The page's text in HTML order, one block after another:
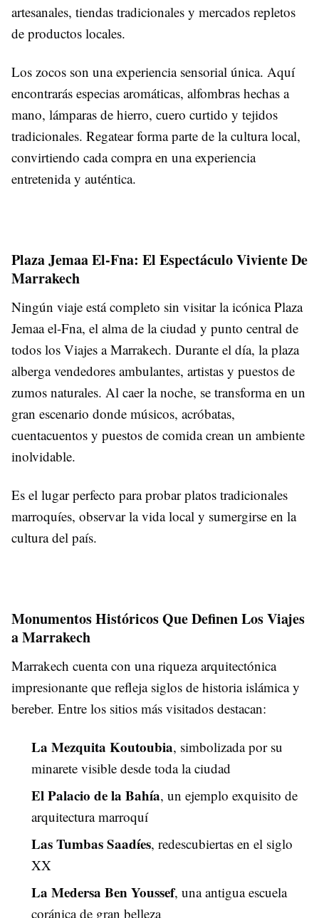
artesanales, tiendas tradicionales y mercados repletos
de productos locales.
Los zocos son una experiencia sensorial única. Aquí
encontrarás especias aromáticas, alfombras hechas a
mano, lámparas de hierro, cuero curtido y tejidos
tradicionales. Regatear forma parte de la cultura local,
convirtiendo cada compra en una experiencia
entretenida y auténtica.
Plaza Jemaa El-Fna: El Espectáculo Viviente De
Marrakech
Ningún viaje está completo sin visitar la icónica Plaza
Jemaa el-Fna, el alma de la ciudad y punto central de
todos los Viajes a Marrakech. Durante el día, la plaza
alberga vendedores ambulantes, artistas y puestos de
zumos naturales. Al caer la noche, se transforma en un
gran escenario donde músicos, acróbatas,
cuentacuentos y puestos de comida crean un ambiente
inolvidable.
Es el lugar perfecto para probar platos tradicionales
marroquíes, observar la vida local y sumergirse en la
cultura del país.
Monumentos Históricos Que Definen Los Viajes
a Marrakech
Marrakech cuenta con una riqueza arquitectónica
impresionante que refleja siglos de historia islámica y
bereber. Entre los sitios más visitados destacan:
La Mezquita Koutoubia, simbolizada por su
minarete visible desde toda la ciudad
El Palacio de la Bahía, un ejemplo exquisito de
arquitectura marroquí
Las Tumbas Saadíes, redescubiertas en el siglo
XX
La Medersa Ben Youssef, una antigua escuela
coránica de gran belleza